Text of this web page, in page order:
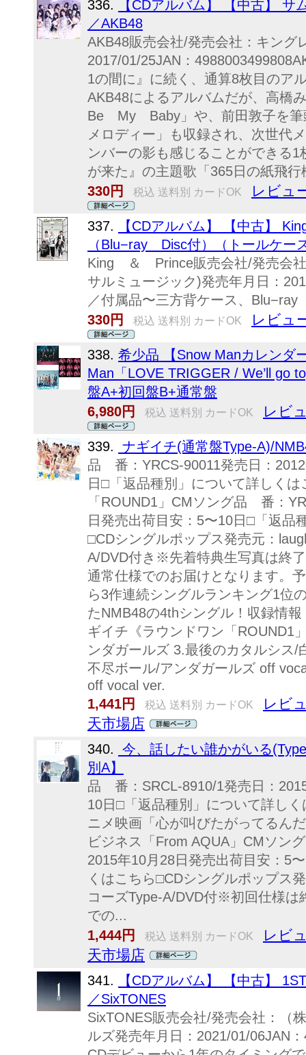
336.
【CDアルバム】 【中古】
／AKB48
AKB48販売会社/発売会社：キング
2017/01/25JAN：
1の間に』に続く、通算8枚目のア
AKB48によるアルバムだが、高橋
Be My Baby」や、前田敦子を筆
メロディー」も収録され、次世代
ンバーの影も感じることができる
が来た』の主題歌「365日の紙飛
330円
税込 送料別 カードOK レビュ
337.
【CDアルバム】 【中古】
（Blu−ray Disc付）（トールケ
King ＆ Prince販売会社/発売会
サルミュージック)発売年月日：
／付属品〜三方背ケース、
330円
税込 送料別 カードOK レビュ
338. 希少品 【Snow Manカレンダ
Man「LOVE TRIGGER / We’ll go
盤A+初回盤B+通常盤
6,980円
税込 送料別 カードOK レビ
339.
ナギイチ(通常盤Type-A)/
品 番：YRCS-90011発売日：
日□「返品種別」について詳しく
「ROUND1」CMソング品 番：
日発売出荷目安：5〜10日□「返品
□CDシングルポップス発売元：
A/DVD付き※先着特典生写真は終
通常仕様でのお届けとなります。
ら3作連続シングルランキング1位
たNMB48の4thシングル！収録情
ギイチ《ラウンドワン「ROUND1
ンダガールズ 3.最後のカタルシス
不尽ボール/アンダガールズ off
off vocal ver.
1,441円
税込 送料別 カードOK
レビ
天市場店
340.
今、話したい誰かがいる
別A】
品 番：SRCL-8910/1発売日：
10日□「返品種別」について詳し
ニメ映画「心が叫びたがってるん
ビジネス「From AQUA」CMソン
2015年10月28日発売出荷目安：5
くはこちら□CDシングルポップス
コーズType-A/DVD付※初回仕様は
での...
1,444円
税込 送料別 カードOK
レビ
天市場店
341.
【CDアルバム】 【中古】
／SixTONES
SixTONES販売会社/発売会社：（
ルズ発売年月日：2021/01/06JAN